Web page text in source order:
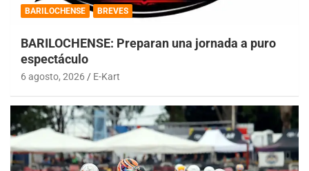
BARILOCHENSE BREVES
BARILOCHENSE: Preparan una jornada a puro
espectáculo
6 agosto, 2026 E-Kart